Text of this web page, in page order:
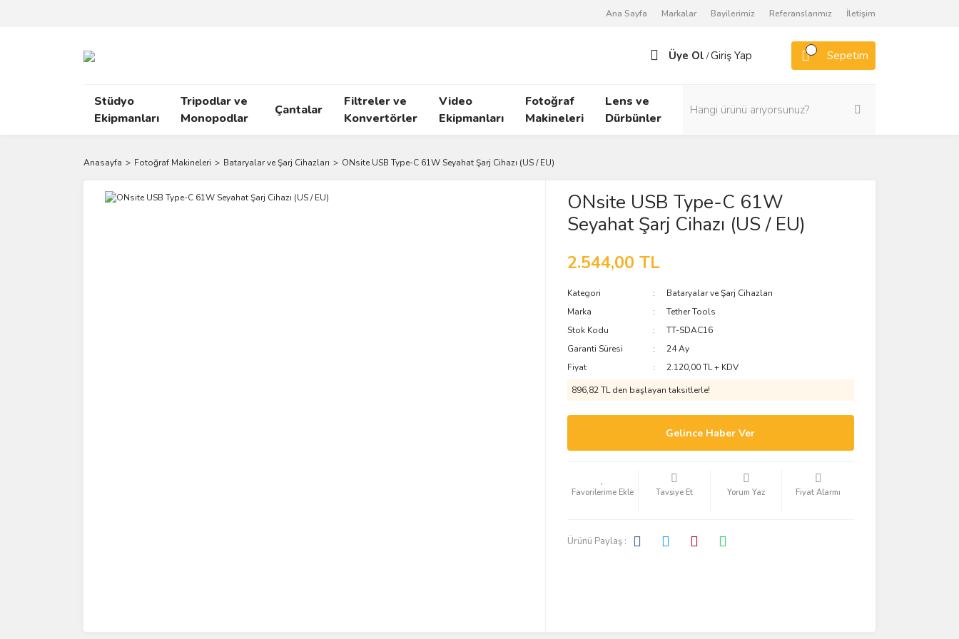
Ana Sayfa Markalar Bayilerimiz Referanslarımız İletişim
Üye Ol /Giriş Yap Sepetim
Stüdyo
Ekipmanları
Tripodlar ve
Monopodlar
Çantalar
Filtreler ve
Konvertörler
Video
Ekipmanları
Fotoğraf
Makineleri
Lens ve
Dürbünler
Anasayfa Fotoğraf Makineleri Bataryalar ve Şarj Cihazları ONsite USB Type-C 61W Seyahat Şarj Cihazı (US / EU)
ONsite USB Type-C 61W
Seyahat Şarj Cihazı (US / EU)
2.544,00 TL
Kategori
Bataryalar ve Şarj Cihazları
Marka
Tether Tools
Stok Kodu
TT-SDAC16
Garanti Süresi
24 Ay
Fiyat
2.120,00 TL + KDV
896,82 TL den başlayan taksitlerle!
Gelince Haber Ver
Tavsiye Et Yorum Yaz Fiyat Alarmı
Ürünü Paylaş :